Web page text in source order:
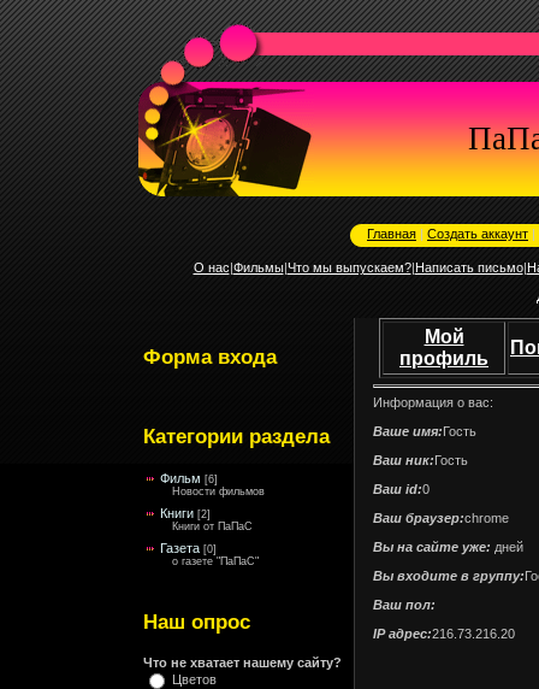
Главная | Создать аккаунт |
О нас|Фильмы|Что мы выпускаем?|Написать письмо|
Форма входа
Категории раздела
Фильм [6]
Новости фильмов
Книги [2]
Книги от ПаПаС
Газета [0]
о газете "ПаПаС"
Наш опрос
Что не хватает нашему сайту?
Цветов
Мой
профиль
Информация о вас:
Ваше имя:Гость
Ваш ник:Гость
Ваш id:0
Ваш браузер:chrome
Вы на сайте уже: дней
Вы входите в группу:
Ваш пол:
IP адрес:216.73.216.20